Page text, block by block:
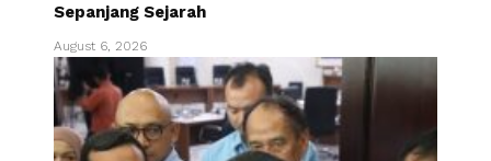
Sepanjang Sejarah
August 6, 2026